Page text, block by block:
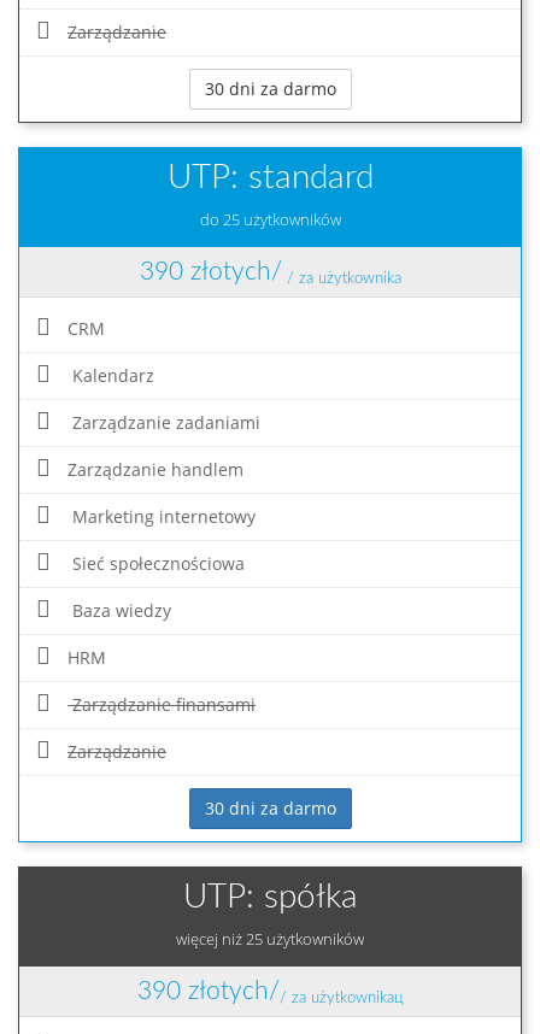
Zarządzanie
30 dni za darmo
UTP: standard
do 25 użytkowników
390 złotych/ / za użytkownika
CRM
Kalendarz
Zarządzanie zadaniami
Zarządzanie handlem
Marketing internetowy
Sieć społecznościowa
Baza wiedzy
HRM
Zarządzanie finansami
Zarządzanie
30 dni za darmo
UTP: spółka
więcej niż 25 użytkowników
390 złotych// za użytkownikaц